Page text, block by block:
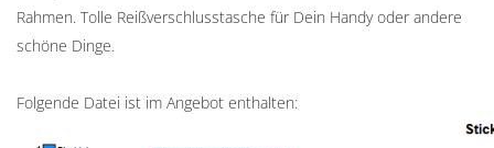
Rahmen. Tolle Reißverschlusstasche für Dein Handy oder andere
schöne Dinge.
Folgende Datei ist im Angebot enthalten: